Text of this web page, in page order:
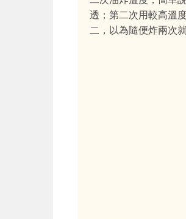
透；第二次用較高溫
二，以為隨便炸兩次